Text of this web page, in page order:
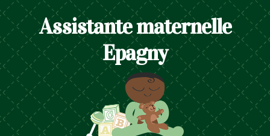
Assistante maternelle
Epagny